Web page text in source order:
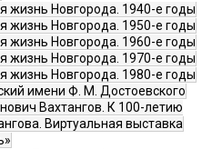
жизнь Новгорода. 1940-е годы
жизнь Новгорода. 1950-е годы
жизнь Новгорода. 1960-е годы
жизнь Новгорода. 1970-е годы
жизнь Новгорода. 1980-е годы
имени Ф. М. Достоевского
Вахтангов. К 100-летию
Виртуальная выставка